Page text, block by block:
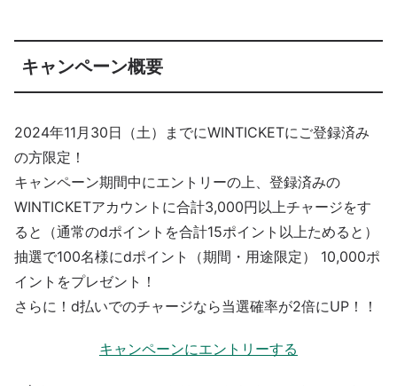
キャンペーン概要
2024年11月30日（土）までにWINTICKETにご登録済み
の方限定！
キャンペーン期間中にエントリーの上、登録済みの
WINTICKETアカウントに合計3,000円以上チャージをす
ると（通常のdポイントを合計15ポイント以上ためると）
抽選で100名様にdポイント（期間・用途限定） 10,000ポ
イントをプレゼント！
さらに！d払いでのチャージなら当選確率が2倍にUP！！
キャンペーンにエントリーする